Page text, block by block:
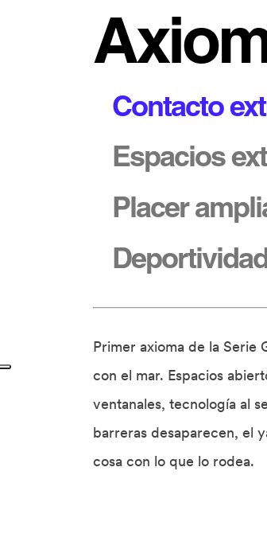
Contacto
Espacios
Placer
Primer axioma de la Serie
con el mar. Espacios
ventanales, tecnología al
barreras desaparecen, el
cosa con lo que lo rodea.